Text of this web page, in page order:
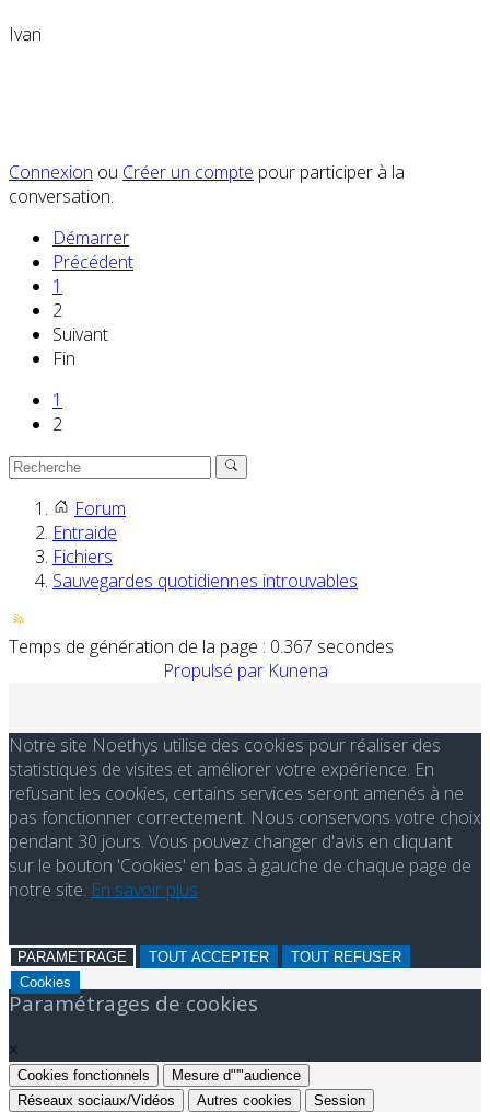
Ivan
Connexion ou Créer un compte pour participer à la
conversation.
Démarrer
Précédent
1
2
Suivant
Fin
1
2
Forum
Entraide
Fichiers
Sauvegardes quotidiennes introuvables
Temps de génération de la page : 0.367 secondes
Propulsé par Kunena
Notre site Noethys utilise des cookies pour réaliser des
statistiques de visites et améliorer votre expérience. En
refusant les cookies, certains services seront amenés à ne
pas fonctionner correctement. Nous conservons votre choix
pendant 30 jours. Vous pouvez changer d'avis en cliquant
sur le bouton 'Cookies' en bas à gauche de chaque page de
notre site. En savoir plus
PARAMETRAGE TOUT ACCEPTER
TOUT REFUSER
Cookies
Paramétrages de cookies
×
Cookies fonctionnels
Mesure d"'"audience
Réseaux sociaux/Vidéos
Autres cookies Session